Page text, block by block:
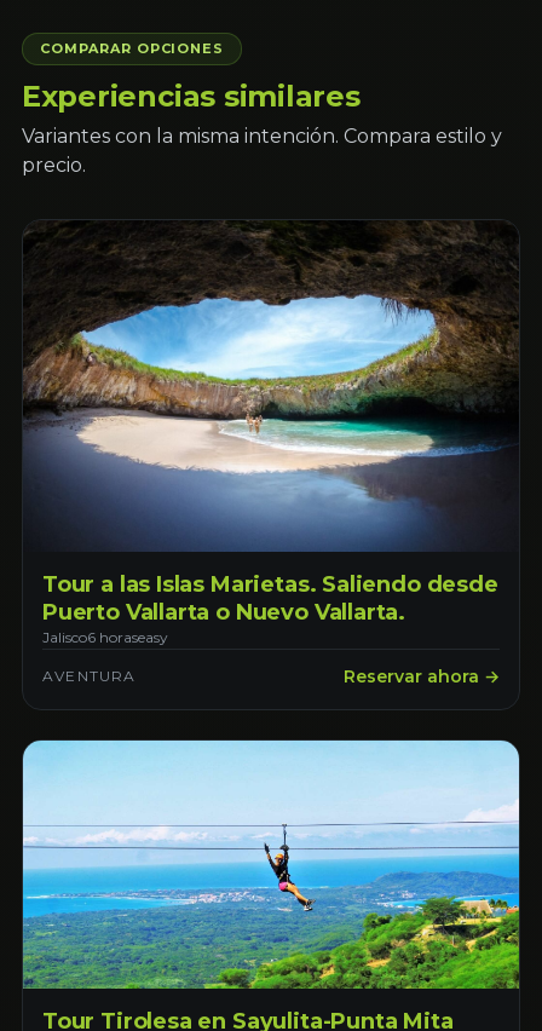
COMPARAR OPCIONES
Experiencias similares
Variantes con la misma intención. Compara estilo y
precio.
Tour a las Islas Marietas. Saliendo desde
Puerto Vallarta o Nuevo Vallarta.
Jalisco6 horaseasy
AVENTURA Reservar ahora →
Tour Tirolesa en Sayulita-Punta Mita